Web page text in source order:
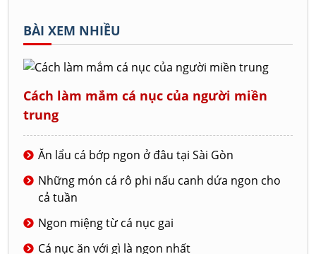
BÀI XEM NHIỀU
Cách làm mắm cá nục của người miền
trung
Ăn lẩu cá bớp ngon ở đâu tại Sài Gòn
Những món cá rô phi nấu canh dứa ngon cho
cả tuần
Ngon miệng từ cá nục gai
Cá nục ăn với gì là ngon nhất